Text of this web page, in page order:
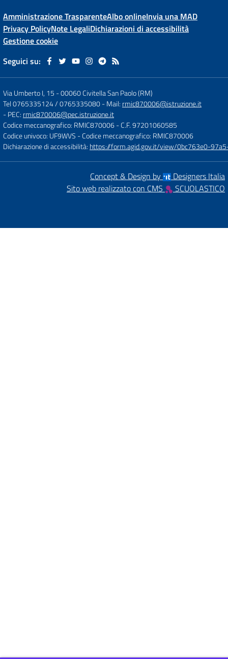
Amministrazione TrasparenteAlbo onlineInvia una MAD
Privacy PolicyNote LegaliDichiarazioni di accessibilità
Gestione cookie
Seguici su:
Via Umberto I, 15 -00060 Civitella San Paolo (RM)
Tel 0765335124 / 0765335080- Mail: rmic870006@istruzione.it
- PEC: rmic870006@pec.istruzione.it
Codice meccanografico: RMIC870006- C.F. 97201060585
Codice univoco: UF9WVS - Codice meccanografico: RMIC870006
Dichiarazione di accessibilità: https://form.agid.gov.it/view/0bc763e0-
Concept & Design by
Designers Italia
Sito web realizzato con CMS
SCUOLASTICO